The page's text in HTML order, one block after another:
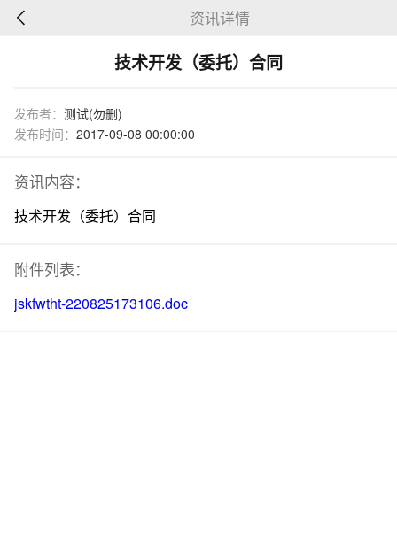
资讯详情
技术开发（委托）合同
发布者： 测试(勿删)
发布时间： 2017-09-08 00:00:00
资讯内容：
技术开发（委托）合同
附件列表：
jskfwtht-220825173106.doc